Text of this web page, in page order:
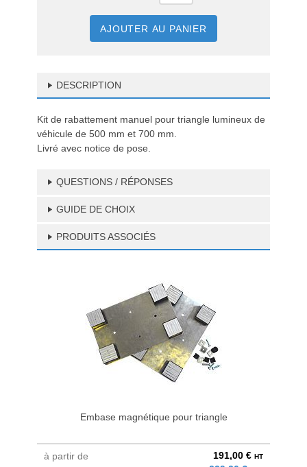
AJOUTER AU PANIER
DESCRIPTION
Kit de rabattement manuel pour triangle lumineux de
véhicule de 500 mm et 700 mm.
Livré avec notice de pose.
QUESTIONS / RÉPONSES
GUIDE DE CHOIX
PRODUITS ASSOCIÉS
Embase magnétique pour triangle
à partir de 191,00 € HT